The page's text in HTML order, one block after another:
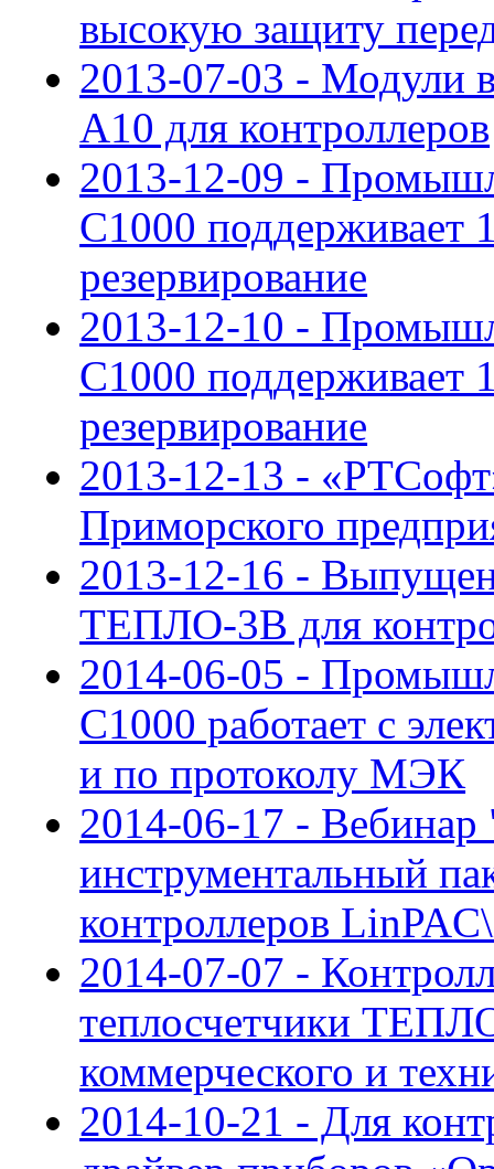
высокую защиту
2013-07-03 - Модули
A10 для контроллеров
2013-12-09 -
С1000 поддерживает
резервирование
2013-12-10 -
С1000 поддерживает
резервирование
2013-12-13 -
Приморского
2013-12-16 - Выпущен
ТЕПЛО-3В для
2014-06-05 -
C1000 работает с
и по протоколу МЭК
2014-06-17 -
инструментальный
контроллеров
2014-07-07 -
теплосчетчики
коммерческого и
2014-10-21 - Для